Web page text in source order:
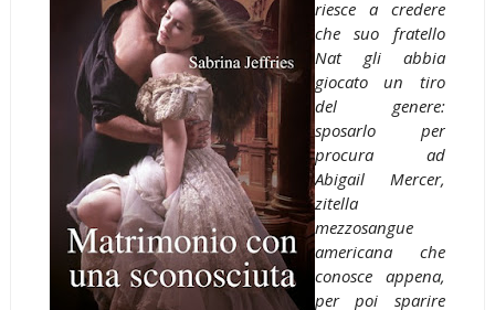
riesce a credere
che suo fratello
Nat gli abbia
giocato un tiro
del genere:
sposarlo per
procura ad
Abigail Mercer,
zitella
mezzosangue
americana che
conosce appena,
per poi sparire